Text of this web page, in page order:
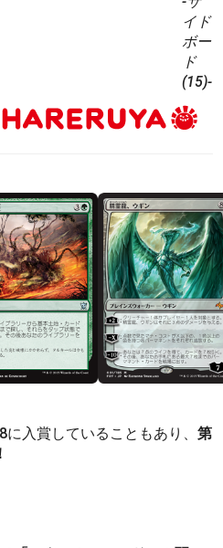
イド
ボー
ド
(15)-
に入賞していることもあり、第